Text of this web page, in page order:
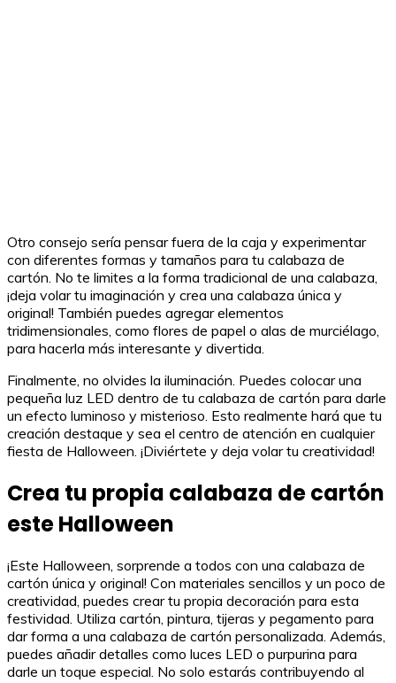
Otro consejo sería pensar fuera de la caja y experimentar
con diferentes formas y tamaños para tu calabaza de
cartón. No te limites a la forma tradicional de una calabaza,
¡deja volar tu imaginación y crea una calabaza única y
original! También puedes agregar elementos
tridimensionales, como flores de papel o alas de murciélago,
para hacerla más interesante y divertida.
Finalmente, no olvides la iluminación. Puedes colocar una
pequeña luz LED dentro de tu calabaza de cartón para darle
un efecto luminoso y misterioso. Esto realmente hará que tu
creación destaque y sea el centro de atención en cualquier
fiesta de Halloween. ¡Diviértete y deja volar tu creatividad!
Crea tu propia calabaza de cartón
este Halloween
¡Este Halloween, sorprende a todos con una calabaza de
cartón única y original! Con materiales sencillos y un poco de
creatividad, puedes crear tu propia decoración para esta
festividad. Utiliza cartón, pintura, tijeras y pegamento para
dar forma a una calabaza de cartón personalizada. Además,
puedes añadir detalles como luces LED o purpurina para
darle un toque especial. No solo estarás contribuyendo al